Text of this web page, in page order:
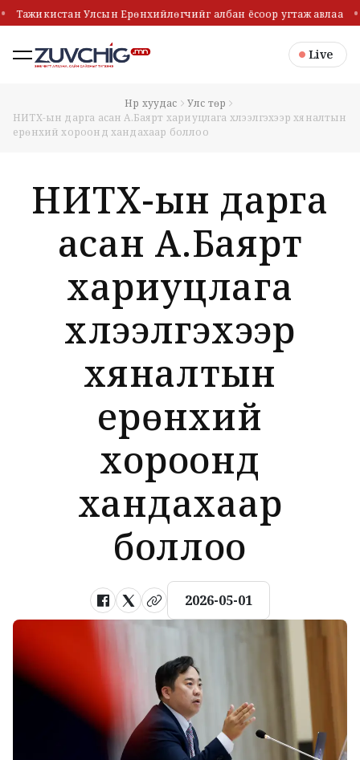
Тажикистан Улсын Ерөнхийлөгчийг албан ёсоор угтаж авлаа
Live
Нүүр хуудас
Улс төр
НИТХ-ын дарга асан А.Баярт хариуцлага хүлээлгэхээр хяналтын
ерөнхий хороонд хандахаар боллоо
НИТХ-ын дарга
асан А.Баярт
хариуцлага
хүлээлгэхээр
хяналтын
ерөнхий
хороонд
хандахаар
боллоо
2026-05-01